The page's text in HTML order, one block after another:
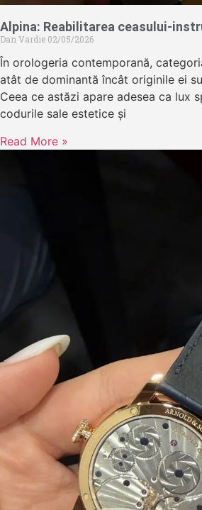
Alpina: Reabilitarea ceasului-
Dan Vardie 02/05/2026
În orologeria contemporană,
atât de dominantă încât originile ei
Ceea ce astăzi apare adesea ca lux
codurile sale estetice și
Read More »